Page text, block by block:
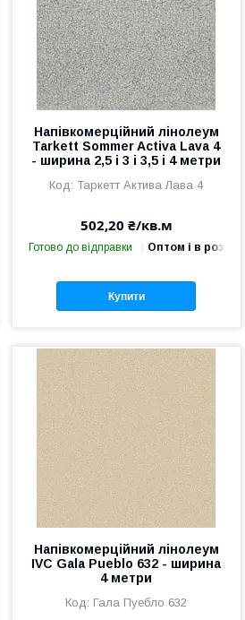
Напівкомерційний лінолеум
Tarkett Sommer Activa Lava 4
- ширина 2,5 і 3 і 3,5 і 4 метри
Таркетт Актива Лава 4
502,20 ₴/кв.м
Готово до відправки Оптом і в роздріб
Купити
Напівкомерційний лінолеум
IVC Gala Pueblo 632 - ширина
4 метри
Гала Пуебло 632